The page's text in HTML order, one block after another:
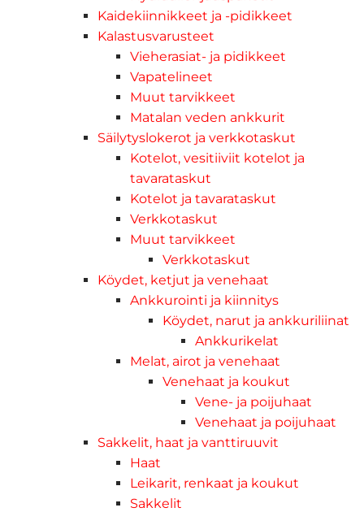
Kaidekiinnikkeet ja -pidikkeet
Kalastusvarusteet
Vieherasiat- ja pidikkeet
Vapatelineet
Muut tarvikkeet
Matalan veden ankkurit
Säilytyslokerot ja verkkotaskut
Kotelot, vesitiiviit kotelot ja
tavarataskut
Kotelot ja tavarataskut
Verkkotaskut
Muut tarvikkeet
Verkkotaskut
Köydet, ketjut ja venehaat
Ankkurointi ja kiinnitys
Köydet, narut ja ankkuriliinat
Ankkurikelat
Melat, airot ja venehaat
Venehaat ja koukut
Vene- ja poijuhaat
Venehaat ja poijuhaat
Sakkelit, haat ja vanttiruuvit
Haat
Leikarit, renkaat ja koukut
Sakkelit